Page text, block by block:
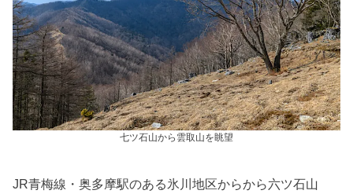
七ツ石山から雲取山を眺望
JR青梅線・奥多摩駅のある氷川地区からから六ツ石山